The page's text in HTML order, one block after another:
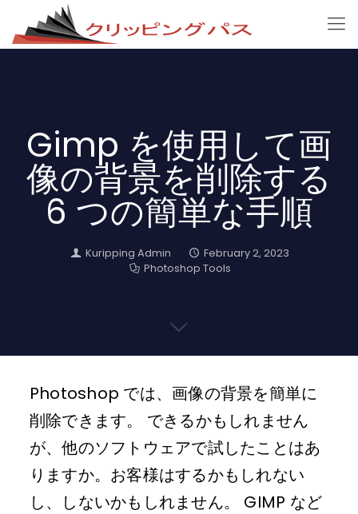
Gimp を使用して画
像の背景を削除する
6 つの簡単な手順
Kuripping Admin
February 2, 2023
Photoshop Tools
Photoshop では、画像の背景を簡単に
削除できます。 できるかもしれません
が、他のソフトウェアで試したことはあ
りますか。お客様はするかもしれない
し、しないかもしれません。 GIMP など